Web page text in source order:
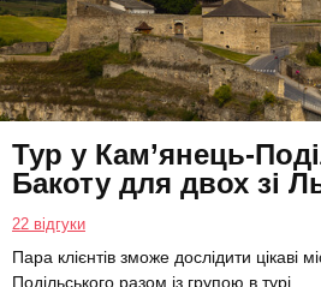
Тур у Кам’янець-
Бакоту для двох зі
22 відгуки
Пара клієнтів зможе дослідити цікаві
Подільського разом із групою в турі.